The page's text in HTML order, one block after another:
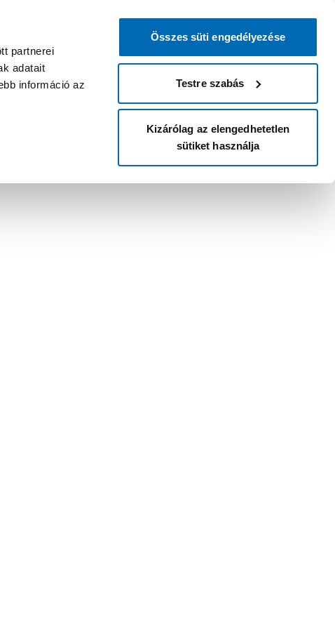
partnerei
adatait
információ az
Összes süti engedélyezése
Testre szabás
Kizárólag az elengedhetetlen
sütiket használja